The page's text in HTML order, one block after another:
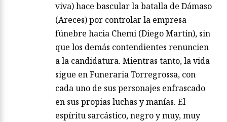
viva) hace bascular la batalla de Dámaso
(Areces) por controlar la empresa
fúnebre hacia Chemi (Diego Martín), sin
que los demás contendientes renuncien
a la candidatura. Mientras tanto, la vida
sigue en Funeraria Torregrossa, con
cada uno de sus personajes enfrascado
en sus propias luchas y manías. El
espíritu sarcástico, negro y muy, muy